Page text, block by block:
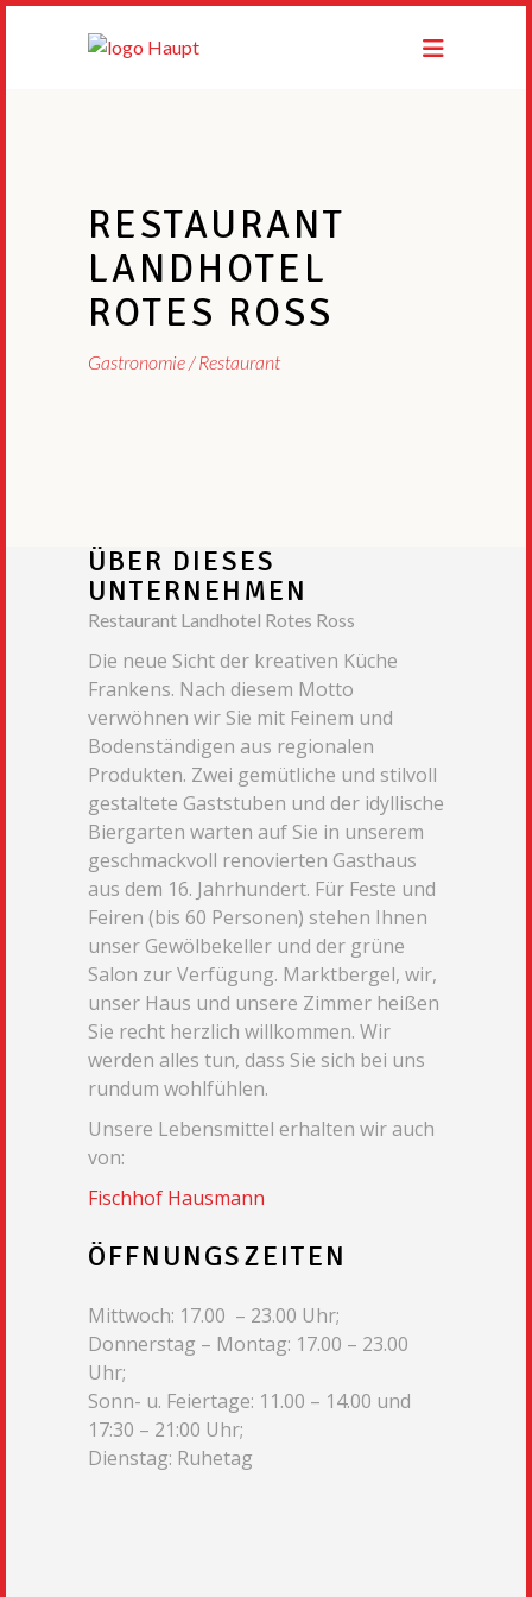
RESTAURANT
LANDHOTEL
ROTES ROSS
Gastronomie Restaurant
ÜBER DIESES
UNTERNEHMEN
Restaurant Landhotel Rotes Ross
Die neue Sicht der kreativen Küche
Frankens. Nach diesem Motto
verwöhnen wir Sie mit Feinem und
Bodenständigen aus regionalen
Produkten. Zwei gemütliche und stilvoll
gestaltete Gaststuben und der idyllische
Biergarten warten auf Sie in unserem
geschmackvoll renovierten Gasthaus
aus dem 16. Jahrhundert. Für Feste und
Feiren (bis 60 Personen) stehen Ihnen
unser Gewölbekeller und der grüne
Salon zur Verfügung. Marktbergel, wir,
unser Haus und unsere Zimmer heißen
Sie recht herzlich willkommen. Wir
werden alles tun, dass Sie sich bei uns
rundum wohlfühlen.
Unsere Lebensmittel erhalten wir auch
von:
Fischhof Hausmann
ÖFFNUNGSZEITEN
Mittwoch: 17.00 – 23.00 Uhr;
Donnerstag – Montag: 17.00 – 23.00
Uhr;
Sonn- u. Feiertage: 11.00 – 14.00 und
17:30 – 21:00 Uhr;
Dienstag: Ruhetag